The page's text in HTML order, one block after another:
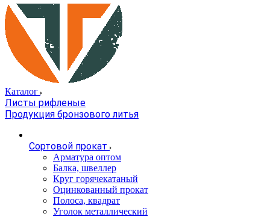
Каталог
Листы рифленые
Продукция бронзового литья
Сортовой прокат
Арматура оптом
Балка, швеллер
Круг горячекатаный
Оцинкованный прокат
Полоса, квадрат
Уголок металлический